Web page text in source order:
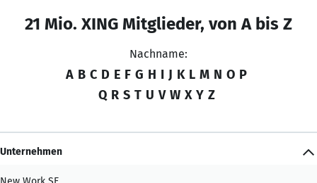
21 Mio. XING Mitglieder, von A bis Z
Nachname:
A B C D E F G H I J K L M N O P
Q R S T U V W X Y Z
Unternehmen